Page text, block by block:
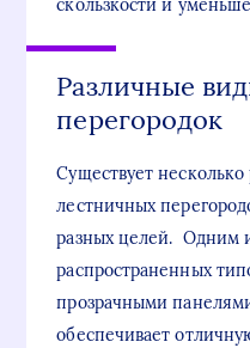
скользкости и
Различные
перегородок
Существует
лестничных
разных целей. Одним
распространенных
прозрачными
обеспечивает